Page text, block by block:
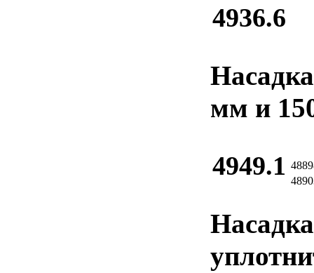
4936.6
мм и
4949.1